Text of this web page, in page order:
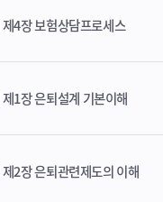
4장 보험상담프로세스
1장 은퇴설계 기본이해
2장 은퇴관련제도의 이해